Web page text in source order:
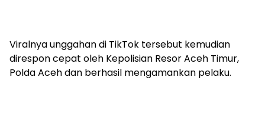
Viralnya unggahan di TikTok tersebut kemudian
direspon cepat oleh Kepolisian Resor Aceh Timur,
Polda Aceh dan berhasil mengamankan pelaku.